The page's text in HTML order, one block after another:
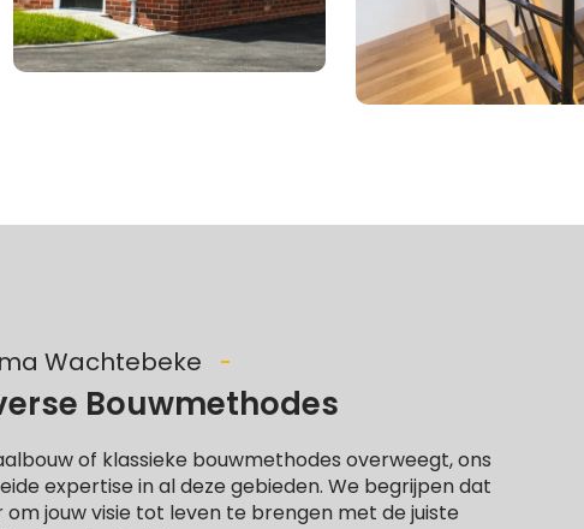
Wachtebeke
Bouwmethodes
of klassieke bouwmethodes overweegt, ons
expertise in al deze gebieden. We begrijpen dat
jouw visie tot leven te brengen met de juiste